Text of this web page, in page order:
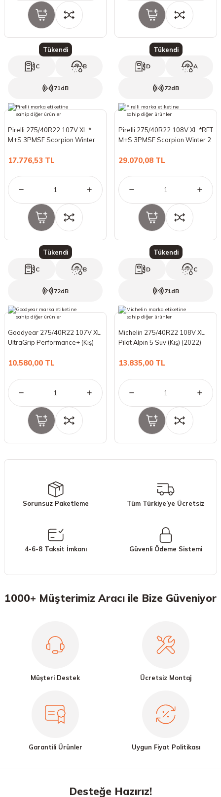
Tükendi
C B
71dB
Pirelli 275/40R22 107V XL *
M+S 3PMSF Scorpion Winter
17.776,53 TL
Tükendi
D A
72dB
Pirelli 275/40R22 108V XL *RFT
M+S 3PMSF Scorpion Winter 2
29.070,08 TL
Tükendi
C B
72dB
Goodyear 275/40R22 107V XL
UltraGrip Performance+ (Kış)
10.580,00 TL
Tükendi
D C
71dB
Michelin 275/40R22 108V XL
Pilot Alpin 5 Suv (Kış) (2022)
13.835,00 TL
Sorunsuz Paketleme Tüm Türkiye’ye Ücretsiz
4-6-8 Taksit İmkanı Güvenli Ödeme Sistemi
1000+ Müşterimiz Aracı ile Bize Güveniyor
Müşteri Destek Ücretsiz Montaj
Garantili Ürünler Uygun Fiyat Politikası
Desteğe Hazırız!